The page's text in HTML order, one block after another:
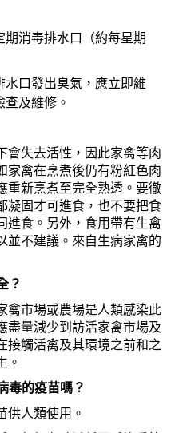
消毒排水口（約每星期
口發出臭氣，應立即維
及維修。
會失去活性，因此家禽等肉
家禽在烹煮後仍有粉紅色肉
重新烹煮至完全熟透。要徹
凝固才可進食，也不要把食
進食。另外，食用帶有生禽
並不建議。來自生病家禽的
？
禽市場或農場是人類感染此
盡量減少到訪活家禽市場及
接觸活禽及其環境之前和之
。
毒的疫苗嗎？
供人類使用。